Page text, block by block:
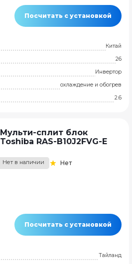
Посчитать с установкой
Китай
26
Инвертор
охлаждение и обогрев
2.6
Мульти-сплит блок
Toshiba RAS-B10J2FVG-E
Нет в наличии Нет
Посчитать с установкой
Тайланд